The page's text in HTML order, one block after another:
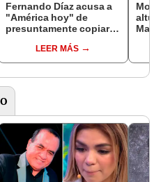
Fernando Díaz acusa a
"América hoy" de
presuntamente copiar a
friendly?LEER MÁS